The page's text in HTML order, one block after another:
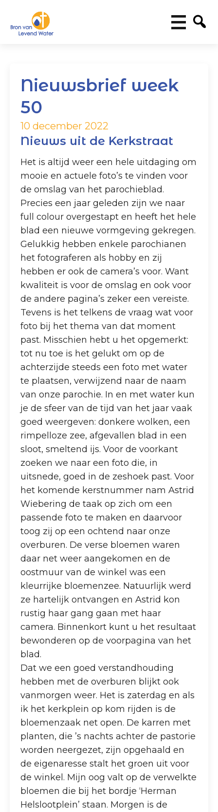
Nieuwsbrief week
50
10 december 2022
Nieuws uit de Kerkstraat
Het is altijd weer een hele uitdaging om
mooie en actuele foto’s te vinden voor
de omslag van het parochieblad.
Precies een jaar geleden zijn we naar
full colour overgestapt en heeft het hele
blad een nieuwe vormgeving gekregen.
Gelukkig hebben enkele parochianen
het fotograferen als hobby en zij
hebben er ook de camera’s voor. Want
kwaliteit is voor de omslag en ook voor
de andere pagina’s zeker een vereiste.
Tevens is het telkens de vraag wat voor
foto bij het thema van dat moment
past. Misschien hebt u het opgemerkt:
tot nu toe is het gelukt om op de
achterzijde steeds een foto met water
te plaatsen, verwijzend naar de naam
van onze parochie. In en met water kun
je de sfeer van de tijd van het jaar vaak
goed weergeven: donkere wolken, een
rimpelloze zee, afgevallen blad in een
sloot, smeltend ijs. Voor de voorkant
zoeken we naar een foto die, in
uitsnede, goed in de zeshoek past. Voor
het komende kerstnummer nam Astrid
Wiebering de taak op zich om een
passende foto te maken en daarvoor
toog zij op een ochtend naar onze
overburen. De verse bloemen waren
daar net weer aangekomen en de
oostmuur van de winkel was een
kleurrijke bloemenzee. Natuurlijk werd
ze hartelijk ontvangen en Astrid kon
rustig haar gang gaan met haar
camera. Binnenkort kunt u het resultaat
bewonderen op de voorpagina van het
blad.
Dat we een goed verstandhouding
hebben met de overburen blijkt ook
vanmorgen weer. Het is zaterdag en als
ik het kerkplein op kom rijden is de
bloemenzaak net open. De karren met
planten, die ’s nachts achter de pastorie
worden neergezet, zijn opgehaald en
de eigenaresse stalt het groen uit voor
de winkel. Mijn oog valt op de verwelkte
bloemen die bij het bordje ‘Herman
Helslootplein’ staan. Morgen is de